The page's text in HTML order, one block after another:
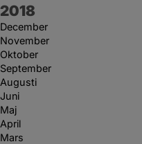
År:
2018
December
November
Oktober
September
Augusti
Juni
Maj
April
Mars